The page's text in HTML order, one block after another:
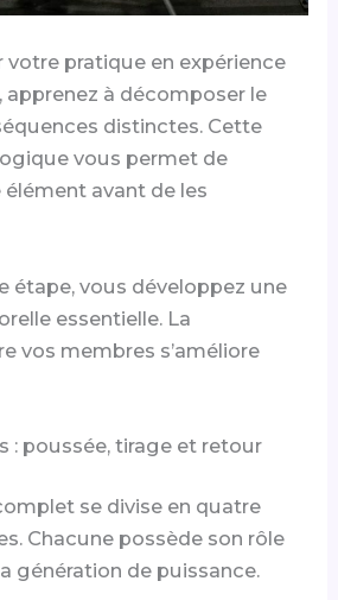
votre pratique en expérience
à décomposer le
distinctes. Cette
vous permet de
avant de les
étape, vous développez une
essentielle. La
vos membres s’améliore
: poussée, tirage et retour
se divise en quatre
Chacune possède son rôle
génération de puissance.